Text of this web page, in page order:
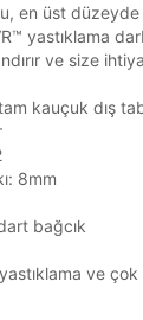
Kapat
en üst
yastıklama
ve size
kauçuk dış
8mm
bağcık
ve
Kapat
Sorgula
Giyim ve
elektronik ileti
ediyorum.
/ Arama
Doğuş
A.Ş.
ait ürünlerin bana
şirketlerinde
kişiselleştirilmiş
işlenmesini kabul